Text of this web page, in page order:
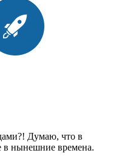
Думаю, что в
в нынешние времена.